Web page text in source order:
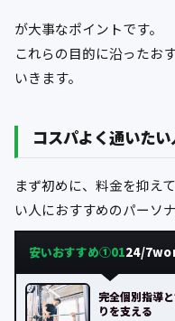
が大事なポイントです。
これらの目的に沿ったお
いきます。
コスパよく通いた
まず初めに、料金を抑え
い人におすすめのパーソ
安いおすすめ①0124/
完全個別指導
りを支える